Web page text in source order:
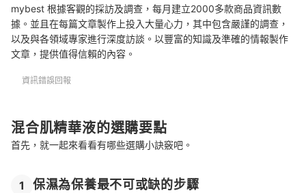
混合肌也能使用含有油的保養品嗎？
精華液可以天天使用嗎？一次該用多少？
mybest 根據客觀的採訪及調查，每月建立2000多款商品資訊數
據。並且在每篇文章製作上投入大量心力，其中包含嚴謹的調查，
以及與各領域專家進行深度訪談。以豐富的知識及準確的情報製作
文章，提供值得信賴的內容。
資訊錯誤回報
混合肌精華液的選購要點
首先，就一起來看看有哪些選購小訣竅吧。
1 保濕為保養最不可或缺的步驟